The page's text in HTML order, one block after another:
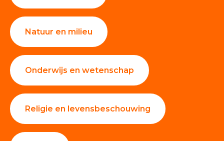
Natuur en milieu
Onderwijs en wetenschap
Religie en levensbeschouwing